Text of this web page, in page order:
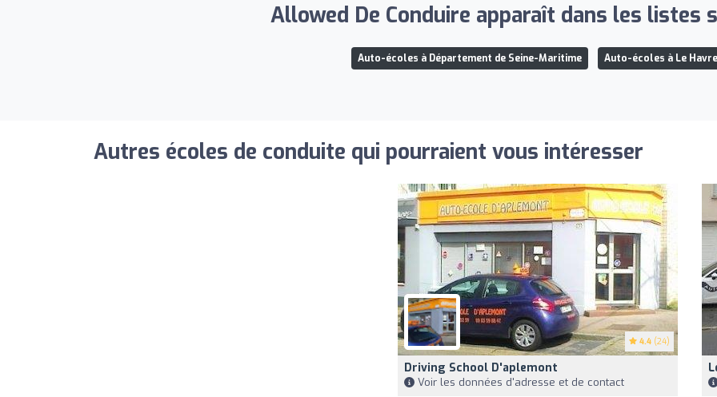
Allowed De Conduire apparaît dans les listes
Auto-écoles à Département de Seine-Maritime Auto-écoles à Le Havre
Autres écoles de conduite qui pourraient vous intéresser
4.4 (24)
Driving School D'aplemont
Voir les données d'adresse et de contact